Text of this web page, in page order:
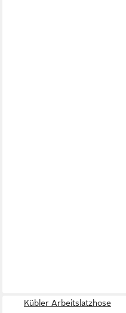
Kübler Arbeitslatzhose